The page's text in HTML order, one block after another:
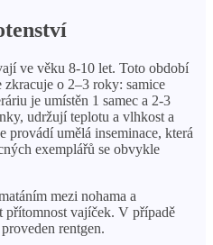
ve věku 8-10 let. Toto období
zkracuje o 2–3 roky: samice
je umístěn 1 samec a 2-3
udržují teplotu a vlhkost a
provádí umělá inseminace, která
exemplářů se obvykle
mezi nohama a
přítomnost vajíček. V případě
rentgen.